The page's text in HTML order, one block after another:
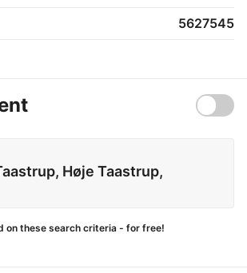
5627545
Høje Taastrup,
on these search criteria - for free!